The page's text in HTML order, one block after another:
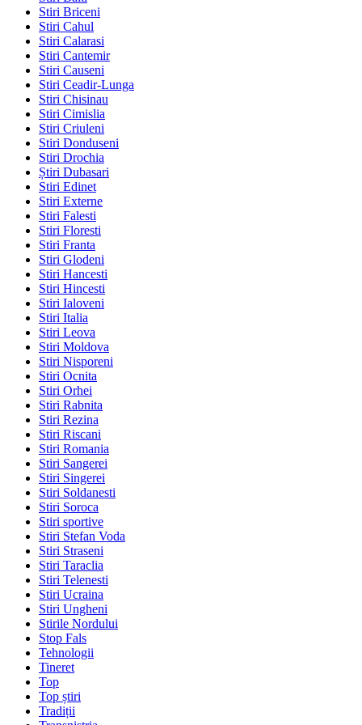
Stiri Briceni
Stiri Cahul
Stiri Calarasi
Stiri Cantemir
Stiri Causeni
Stiri Ceadir-Lunga
Stiri Chisinau
Stiri Cimislia
Stiri Criuleni
Stiri Donduseni
Stiri Drochia
Știri Dubasari
Stiri Edinet
Stiri Externe
Stiri Falesti
Stiri Floresti
Stiri Franta
Stiri Glodeni
Stiri Hancesti
Stiri Hincesti
Stiri Ialoveni
Stiri Italia
Stiri Leova
Stiri Moldova
Stiri Nisporeni
Stiri Ocnita
Stiri Orhei
Stiri Rabnita
Stiri Rezina
Stiri Riscani
Stiri Romania
Stiri Sangerei
Stiri Singerei
Stiri Soldanesti
Stiri Soroca
Stiri sportive
Stiri Stefan Voda
Stiri Straseni
Stiri Taraclia
Stiri Telenesti
Stiri Ucraina
Stiri Ungheni
Stirile Nordului
Stop Fals
Tehnologii
Tineret
Top
Top știri
Tradiții